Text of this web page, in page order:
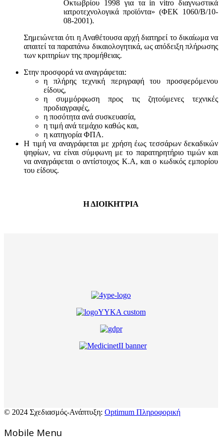
Οκτωβρίου 1998 για τα in vitro διαγνωστικά
ιατροτεχνολογικά προϊόντα» (ΦΕΚ 1060/Β/10-
08-2001).
Σημειώνεται ότι η Αναθέτουσα αρχή διατηρεί το δικαίωμα να
απαιτεί τα παραπάνω δικαιολογητικά, ως απόδειξη πλήρωσης
των κριτηρίων της προμήθειας.
Στην προσφορά να αναγράφεται:
η πλήρης τεχνική περιγραφή του προσφερόμενου
είδους,
η συμμόρφωση προς τις ζητούμενες τεχνικές
προδιαγραφές,
η ποσότητα ανά συσκευασία,
η τιμή ανά τεμάχιο καθώς και,
η κατηγορία ΦΠΑ.
Η τιμή να αναγράφεται με χρήση έως τεσσάρων δεκαδικών
ψηφίων, να είναι σύμφωνη με το παρατηρητήριο τιμών και
να αναγράφεται ο αντίστοιχος Κ.Α, και ο κωδικός εμπορίου
του είδους.
Η ΔΙΟΙΚΗΤΡΙΑ
© 2024 Σχεδιασμός-Ανάπτυξη: Optimum Πληροφορική
Mοbile Menu